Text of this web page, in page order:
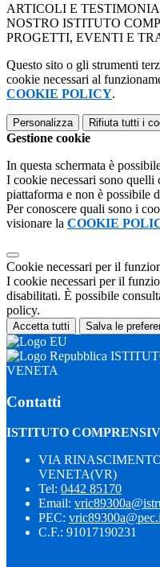
ARTICOLI E
NOSTRO ISTITUTO
PROGETTI, EVENTI E
Questo sito o gli strumenti
cookie necessari al
COOKIE POLICY.
Personalizza Rifiuta tutti i
Gestione cookie
In questa schermata è
I cookie necessari sono
piattaforma e non è possibile
Per conoscere quali sono i
visionare la COOKIE
Cookie necessari per il
I cookie necessari per il
disabilitati. È possibile
policy.
Accetta tutti Salva le
VENETA
Contatti
ISTITUTO
VIA
VENETA(VR)
Tel: 0442 85170
Email:
PEC:
C.F.: 91017190231